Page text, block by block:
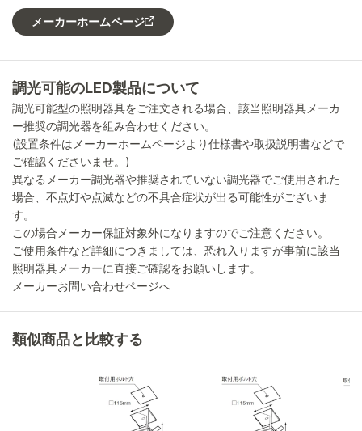
メーカーホームページ
調光可能のLED製品について
調光可能型の照明器具をご注文される場合、該当照明器具メーカ
ー推奨の調光器を組み合わせください。
(設置条件はメーカーホームページより仕様書や取扱説明書などで
ご確認くださいませ。)
異なるメーカー調光器や推奨されていない調光器でご使用された
場合、不点灯や点滅などの不具合症状が出る可能性がございま
す。
この場合メーカー保証対象外になりますのでご注意ください。
ご使用条件など詳細につきましては、恐れ入りますが事前に該当
照明器具メーカーに直接ご確認をお願いします。
メーカーお問い合わせページへ
類似商品と比較する